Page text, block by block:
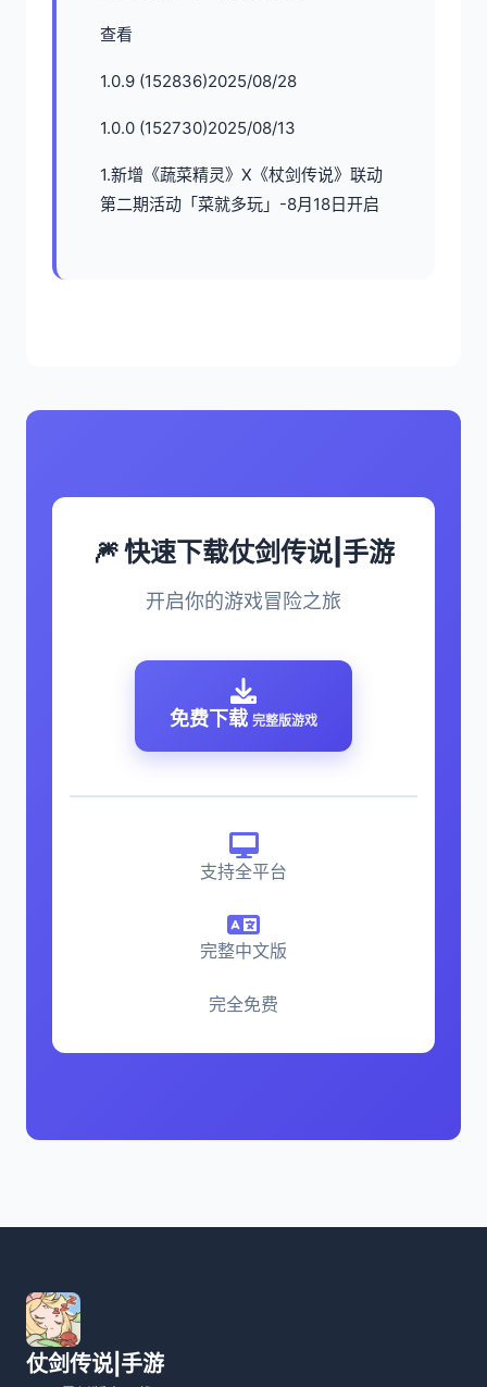
查看
1.0.9 (152836)2025/08/28
1.0.0 (152730)2025/08/13
1.新增《蔬菜精灵》X《杖剑传说》联动
第二期活动「菜就多玩」-8月18日开启
🎆 快速下载仗剑传说|手游
开启你的游戏冒险之旅
免费下载 完整版游戏
支持全平台
完整中文版
完全免费
仗剑传说|手游